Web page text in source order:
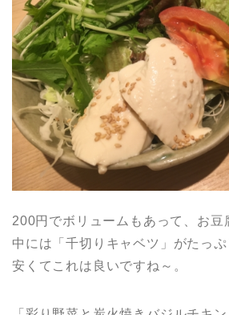
200円でボリュームもあって、お豆
中には「千切りキャベツ」がたっぷ
安くてこれは良いですね～。